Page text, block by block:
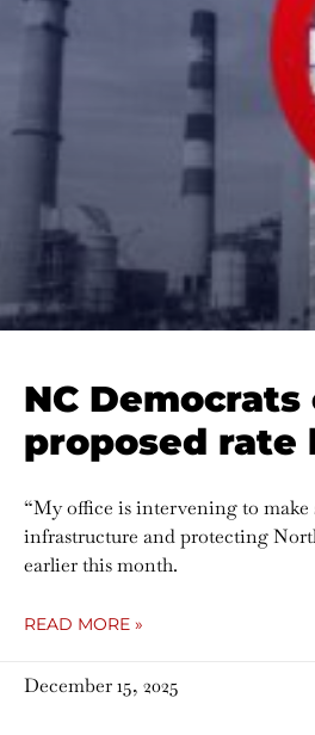
NC
proposed rate
“My office is intervening to
infrastructure and protecting
earlier this month.
READ MORE »
December 15, 2025